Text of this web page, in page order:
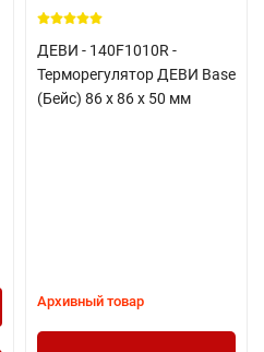
ДЕВИ - 140F1010R -
Терморегулятор ДЕВИ Base
(Бейс) 86 х 86 х 50 мм
Архивный товар